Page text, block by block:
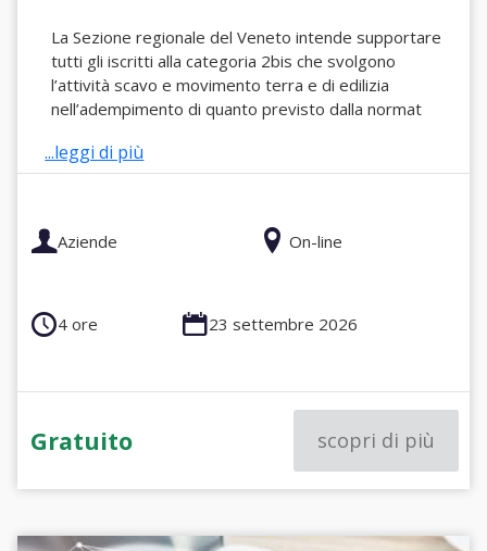
La Sezione regionale del Veneto intende supportare
tutti gli iscritti alla categoria 2bis che svolgono
l’attività scavo e movimento terra e di edilizia
nell’adempimento di quanto previsto dalla normat
...leggi di più
Aziende On-line
4 ore 23 settembre 2026
Gratuito scopri di più